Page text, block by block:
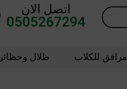
اتصل الان
0505267294
مرافق للكلاب ظلال وحظائر